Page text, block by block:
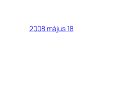
2008 május 18